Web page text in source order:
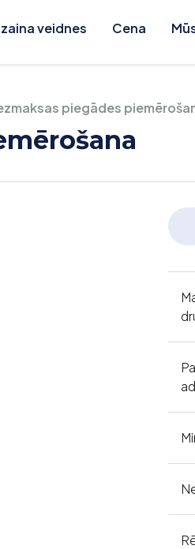
veidnes Cena
piegādes